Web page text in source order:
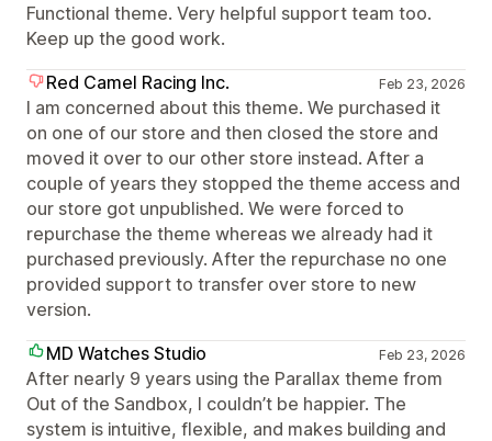
Functional theme. Very helpful support team too.
Keep up the good work.
Red Camel Racing Inc.
Feb 23, 2026
I am concerned about this theme. We purchased it
on one of our store and then closed the store and
moved it over to our other store instead. After a
couple of years they stopped the theme access and
our store got unpublished. We were forced to
repurchase the theme whereas we already had it
purchased previously. After the repurchase no one
provided support to transfer over store to new
version.
MD Watches Studio
Feb 23, 2026
After nearly 9 years using the Parallax theme from
Out of the Sandbox, I couldn’t be happier. The
system is intuitive, flexible, and makes building and